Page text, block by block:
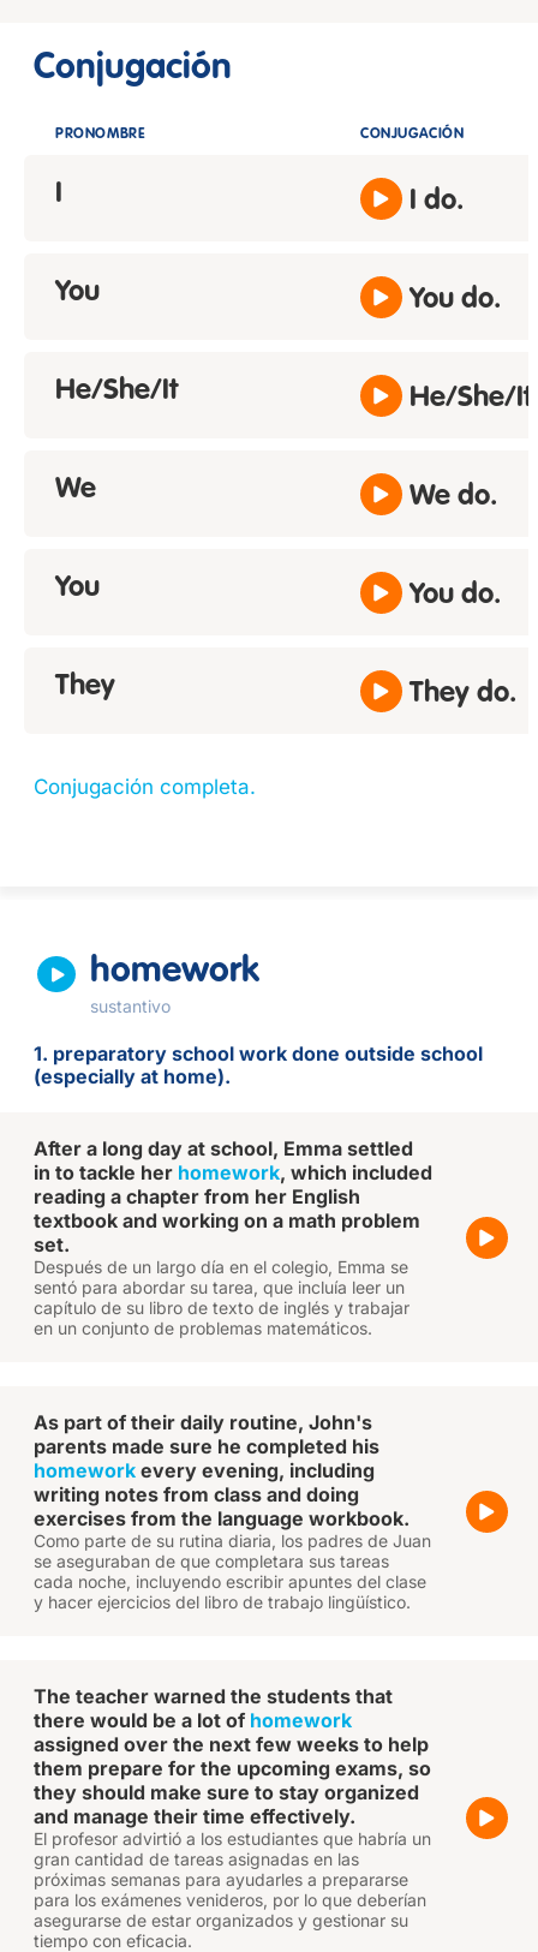
Conjugación
PRONOMBRE CONJUGACIÓN
I I do.
You You do.
He/She/It He/She/It
We We do.
You You do.
They They do.
Conjugación completa.
homework
sustantivo
1. preparatory school work done outside school
(especially at home).
After a long day at school, Emma settled
in to tackle her homework, which included
reading a chapter from her English
textbook and working on a math problem
set.
Después de un largo día en el colegio, Emma se
sentó para abordar su tarea, que incluía leer un
capítulo de su libro de texto de inglés y trabajar
en un conjunto de problemas matemáticos.
As part of their daily routine, John's
parents made sure he completed his
homework every evening, including
writing notes from class and doing
exercises from the language workbook.
Como parte de su rutina diaria, los padres de Juan
se aseguraban de que completara sus tareas
cada noche, incluyendo escribir apuntes del clase
y hacer ejercicios del libro de trabajo lingüístico.
The teacher warned the students that
there would be a lot of homework
assigned over the next few weeks to help
them prepare for the upcoming exams, so
they should make sure to stay organized
and manage their time effectively.
El profesor advirtió a los estudiantes que habría un
gran cantidad de tareas asignadas en las
próximas semanas para ayudarles a prepararse
para los exámenes venideros, por lo que deberían
asegurarse de estar organizados y gestionar su
tiempo con eficacia.